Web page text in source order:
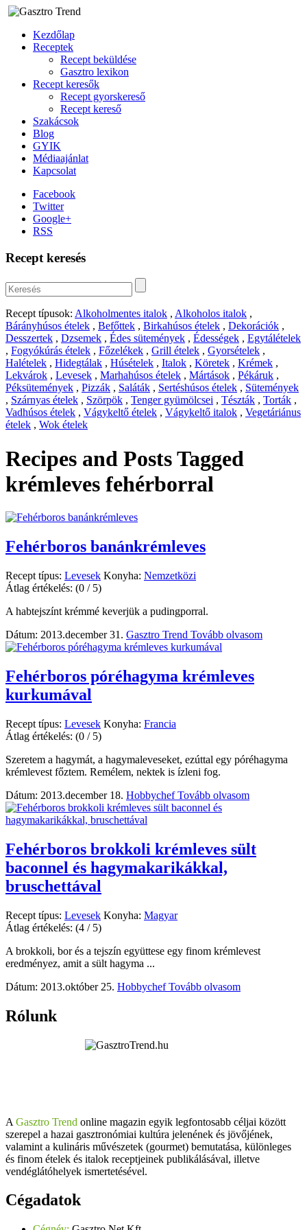
Kezdőlap
Receptek
Recept beküldése
Gasztro lexikon
Recept keresők
Recept gyorskereső
Recept kereső
Szakácsok
Blog
GYIK
Médiaajánlat
Kapcsolat
Facebook
Twitter
Google+
RSS
Recept keresés
Recept típusok: Alkoholmentes italok , Alkoholos italok ,
Bárányhúsos ételek , Befőttek , Birkahúsos ételek , Dekorációk ,
Desszertek , Dzsemek , Édes sütemények , Édességek , Egytálételek
, Fogyókúrás ételek , Főzelékek , Grill ételek , Gyorsételek ,
Halételek , Hidegtálak , Húsételek , Italok , Köretek , Krémek ,
Lekvárok , Levesek , Marhahúsos ételek , Mártások , Pékáruk ,
Péksütemények , Pizzák , Saláták , Sertéshúsos ételek , Sütemények
, Szárnyas ételek , Szörpök , Tenger gyümölcsei , Tészták , Torták ,
Vadhúsos ételek , Vágykeltő ételek , Vágykeltő italok , Vegetáriánus
ételek , Wok ételek
Recipes and Posts Tagged
krémleves fehérborral
Fehérboros banánkrémleves
Recept típus: Levesek Konyha: Nemzetközi
Átlag értékelés: (0 / 5)
A habtejszínt krémmé keverjük a pudingporral.
Dátum: 2013.december 31. Gasztro Trend Tovább olvasom
Fehérboros póréhagyma krémleves
kurkumával
Recept típus: Levesek Konyha: Francia
Átlag értékelés: (0 / 5)
Szeretem a hagymát, a hagymaleveseket, ezúttal egy póréhagyma
krémlevest főztem. Remélem, nektek is ízleni fog.
Dátum: 2013.december 18. HobbychefTovább olvasom
Fehérboros brokkoli krémleves sült
baconnel és hagymakarikákkal,
bruschettával
Recept típus: Levesek Konyha: Magyar
Átlag értékelés: (4 / 5)
A brokkoli, bor és a tejszín együttese egy finom krémlevest
eredményez, amit a sült hagyma ...
Dátum: 2013.október 25. HobbychefTovább olvasom
Rólunk
A Gasztro Trend online magazin egyik legfontosabb céljai között
szerepel a hazai gasztronómiai kultúra jelenének és jövőjének,
valamint a kulináris művészetek (gourmet) bemutatása, különleges
és finom ételek és italok receptjeinek publikálásával, illetve
vendéglátóhelyek ismertetésével.
Cégadatok